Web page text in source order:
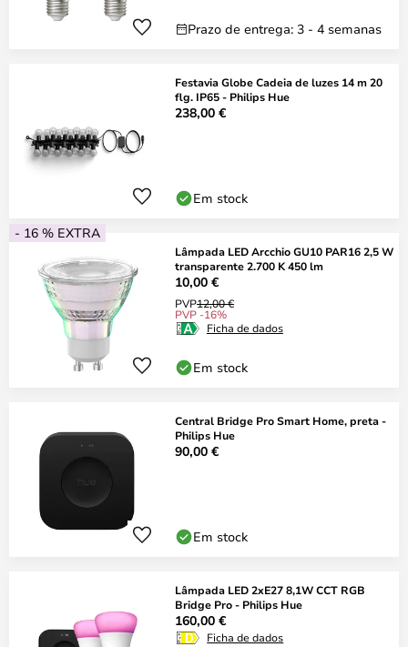
Prazo de entrega: 3 - 4 semanas
Festavia Globe Cadeia de luzes 14 m 20
flg. IP65 - Philips Hue
238,00 €
Em stock
- 16 % EXTRA
Lâmpada LED Arcchio GU10 PAR16 2,5 W
transparente 2.700 K 450 lm
10,00 €
PVP12,00 €
PVP -16%
Ficha de dados
Em stock
Central Bridge Pro Smart Home, preta -
Philips Hue
90,00 €
Em stock
Lâmpada LED 2xE27 8,1W CCT RGB
Bridge Pro - Philips Hue
160,00 €
Ficha de dados